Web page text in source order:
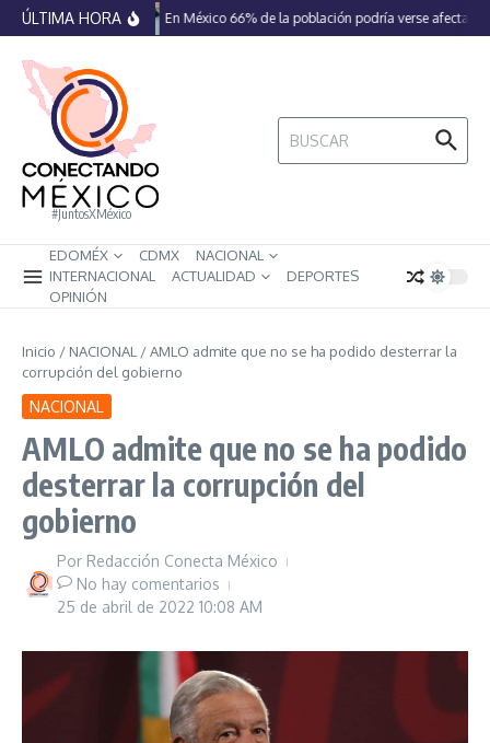
Saltar al contenido
ÚLTIMA HORA En México 66% de la población podría verse afectada
#JuntosXMéxico
Buscar:
EDOMÉX CDMX
NACIONAL
INTERNACIONAL
ACTUALIDAD
DEPORTES
OPINIÓN
Inicio / NACIONAL /AMLO admite que no se ha podido desterrar la
corrupción del gobierno
NACIONAL
AMLO admite que no se ha podido
desterrar la corrupción del
gobierno
Por Redacción Conecta México
No hay comentarios
25 de abril de 2022 10:08 AM